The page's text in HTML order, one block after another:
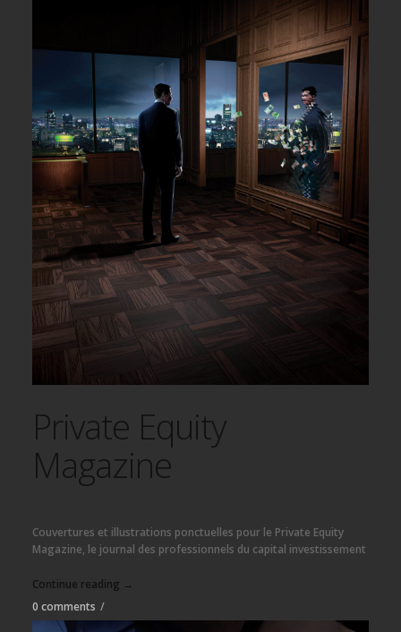
Private Equity
Magazine
Couvertures et illustrations ponctuelles pour le Private Equity
Magazine, le journal des professionnels du capital investissement
Continue reading →
0 comments /